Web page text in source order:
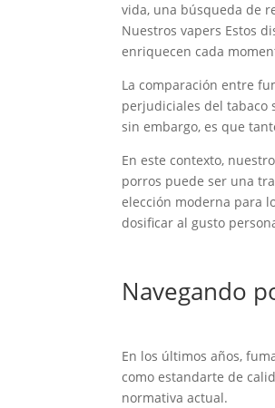
vida, una búsqueda de
Nuestros vapers Estos
enriquecen cada
La comparación entre
perjudiciales del tabaco
sin embargo, es que
En este contexto,
porros puede ser una
elección moderna para
dosificar al gusto
Navegando
En los últimos años,
como estandarte de
normativa actual.